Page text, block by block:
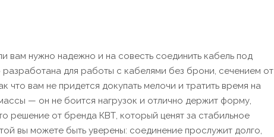
вам нужно надежно и на совесть соединить кабель под
для работы с кабелями без брони, сечением от
что вам не придется докупать мелочи и тратить время на
— он не боится нагрузок и отлично держит форму,
решение от бренда КВТ, который ценят за стабильное
вы можете быть уверены: соединение прослужит долго,